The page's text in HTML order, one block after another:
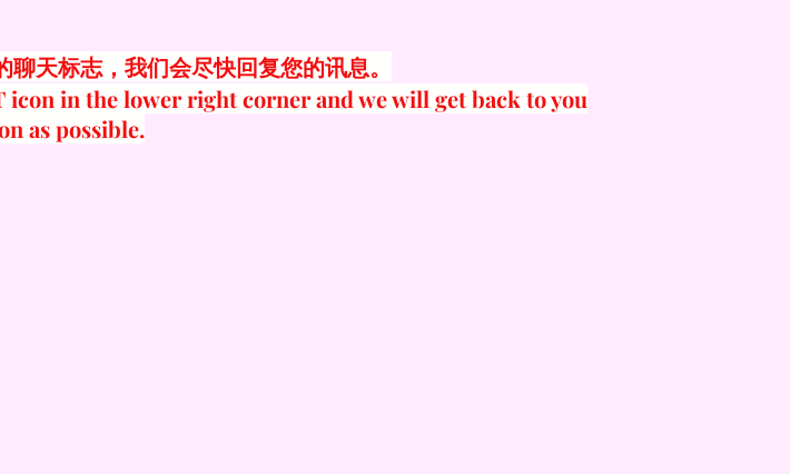
天标志，我们会尽快回复您的讯息。
in the lower right corner and we will get back to you
as possible.